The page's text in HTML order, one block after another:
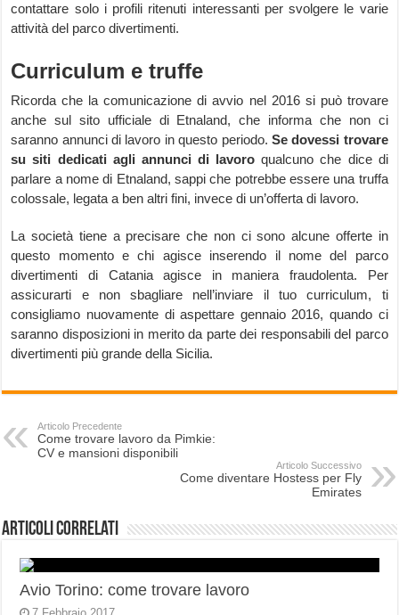
contattare solo i profili ritenuti interessanti per svolgere le varie
attività del parco divertimenti.
Curriculum e truffe
Ricorda che la comunicazione di avvio nel 2016 si può trovare
anche sul sito ufficiale di Etnaland, che informa che non ci
saranno annunci di lavoro in questo periodo. Se dovessi trovare
su siti dedicati agli annunci di lavoro qualcuno che dice di
parlare a nome di Etnaland, sappi che potrebbe essere una truffa
colossale, legata a ben altri fini, invece di un’offerta di lavoro.
La società tiene a precisare che non ci sono alcune offerte in
questo momento e chi agisce inserendo il nome del parco
divertimenti di Catania agisce in maniera fraudolenta. Per
assicurarti e non sbagliare nell’inviare il tuo curriculum, ti
consigliamo nuovamente di aspettare gennaio 2016, quando ci
saranno disposizioni in merito da parte dei responsabili del parco
divertimenti più grande della Sicilia.
Articolo Precedente
Come trovare lavoro da Pimkie:
CV e mansioni disponibili
Articolo Successivo
Come diventare Hostess per Fly
Emirates
Articoli correlati
Avio Torino: come trovare lavoro